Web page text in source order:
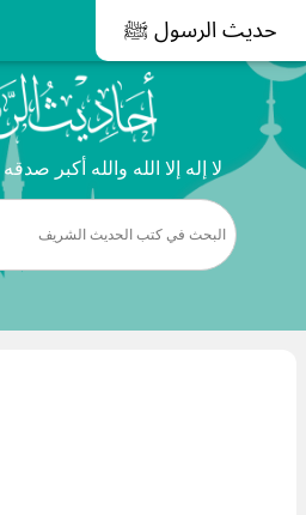
حديث الرسول ﷺ
لا إله إلا الله والله أكبر